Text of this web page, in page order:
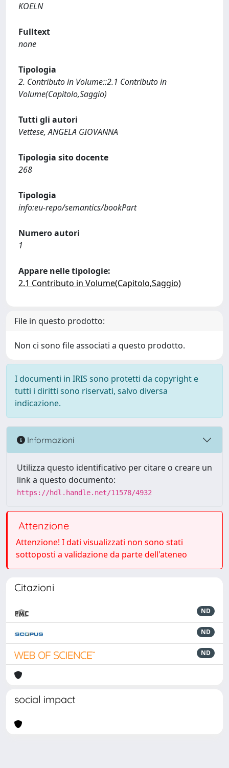
KOELN
Fulltext
none
Tipologia
2. Contributo in Volume::2.1 Contributo in
Volume(Capitolo,Saggio)
Tutti gli autori
Vettese, ANGELA GIOVANNA
Tipologia sito docente
268
Tipologia
info:eu-repo/semantics/bookPart
Numero autori
1
Appare nelle tipologie:
2.1 Contributo in Volume(Capitolo,Saggio)
File in questo prodotto:
Non ci sono file associati a questo prodotto.
I documenti in IRIS sono protetti da copyright e
tutti i diritti sono riservati, salvo diversa
indicazione.
Informazioni
Utilizza questo identificativo per citare o creare un
link a questo documento:
https://hdl.handle.net/11578/4932
Attenzione
Attenzione! I dati visualizzati non sono stati
sottoposti a validazione da parte dell'ateneo
Citazioni
ND
ND
ND
social impact